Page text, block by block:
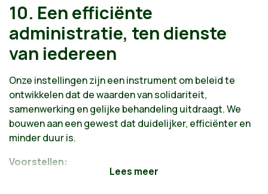
10. Een efficiënte
administratie, ten dienste
van iedereen
Onze instellingen zijn een instrument om beleid te
ontwikkelen dat de waarden van solidariteit,
samenwerking en gelijke behandeling uitdraagt. We
bouwen aan een gewest dat duidelijker, efficiënter en
minder duur is.
Voorstellen: